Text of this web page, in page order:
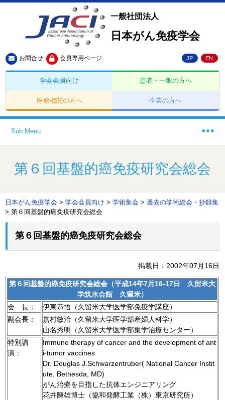
一般社団法人
日本がん免疫学会
お問合せ 会員専用ページ JP EN
学会会員向け 患者・一般の方へ
医療機関の方へ 企業の方へ
Sub Menu
第６回基盤的癌免疫研究会総会
日本がん免疫学会 >学会会員向け >学術集会 >過去の学術総会・抄録集
>第６回基盤的癌免疫研究会総会
第６回基盤的癌免疫研究会総会
掲載日：2002年07月16日
第６回基盤的癌免疫研究会総会（平成14年7月16-17日 久留米大
学筑水会館 久留米）
会 長：
伊東恭悟（久留米大学医学部免疫学講座）
副会長：
嘉村敏治（久留米大学医学部産婦人科学）
山名秀明（久留米大学医学部集学治療センター）
特別講
演：
Immune therapy of cancer and the development of ant
i-tumor vaccines
Dr. Douglas J.Schwarzentruber( National Cancer Instit
ute, Bethesda, MD)
がん治療を目指した抗体エンジニアリング
花井陳雄博士（協和発酵工業（株）東京研究所）